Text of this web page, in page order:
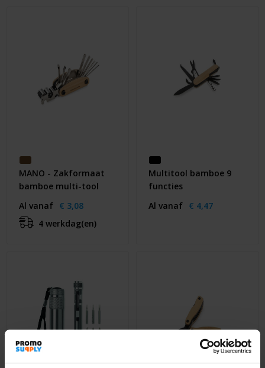
MANO - Zakformaat
bamboe multi-tool
Al vanaf € 3,08
4 werkdag(en)
Multitool bamboe 9
functies
Al vanaf € 4,47